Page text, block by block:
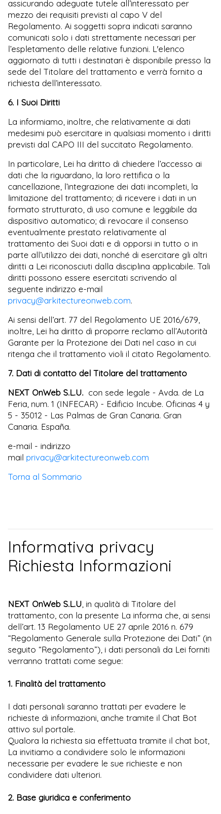
assicurando adeguate tutele all’interessato per
mezzo dei requisiti previsti al capo V del
Regolamento. Ai soggetti sopra indicati saranno
comunicati solo i dati strettamente necessari per
l’espletamento delle relative funzioni. L'elenco
aggiornato di tutti i destinatari è disponibile presso la
sede del Titolare del trattamento e verrà fornito a
richiesta dell’interessato.
6. I Suoi Diritti
La informiamo, inoltre, che relativamente ai dati
medesimi può esercitare in qualsiasi momento i diritti
previsti dal CAPO III del succitato Regolamento.
In particolare, Lei ha diritto di chiedere l’accesso ai
dati che la riguardano, la loro rettifica o la
cancellazione, l’integrazione dei dati incompleti, la
limitazione del trattamento; di ricevere i dati in un
formato strutturato, di uso comune e leggibile da
dispositivo automatico; di revocare il consenso
eventualmente prestato relativamente al
trattamento dei Suoi dati e di opporsi in tutto o in
parte all’utilizzo dei dati, nonché di esercitare gli altri
diritti a Lei riconosciuti dalla disciplina applicabile. Tali
diritti possono essere esercitati scrivendo al
seguente indirizzo e-mail
privacy@arkitectureonweb.com.
Ai sensi dell’art. 77 del Regolamento UE 2016/679,
inoltre, Lei ha diritto di proporre reclamo all’Autorità
Garante per la Protezione dei Dati nel caso in cui
ritenga che il trattamento violi il citato Regolamento.
7. Dati di contatto del Titolare del trattamento
NEXT OnWeb S.L.U. con sede legale - Avda. de La
Feria, num. 1 (INFECAR) - Edificio Incube. Oficinas 4 y
5 - 35012 - Las Palmas de Gran Canaria. Gran
Canaria. España.
e-mail - indirizzo
mail privacy@arkitectureonweb.com
Torna al Sommario
Informativa privacy
Richiesta Informazioni
NEXT OnWeb S.L.U , in qualità di Titolare del
trattamento, con la presente La informa che, ai sensi
dell’art. 13 Regolamento UE 27 aprile 2016 n. 679
“Regolamento Generale sulla Protezione dei Dati” (in
seguito “Regolamento”), i dati personali da Lei forniti
verranno trattati come segue:
1. Finalità del trattamento
I dati personali saranno trattati per evadere le
richieste di informazioni, anche tramite il Chat Bot
attivo sul portale.
Qualora la richiesta sia effettuata tramite il chat bot,
La invitiamo a condividere solo le informazioni
necessarie per evadere le sue richieste e non
condividere dati ulteriori.
2. Base giuridica e conferimento